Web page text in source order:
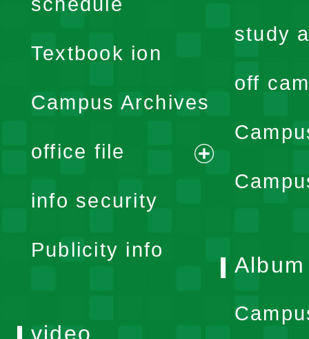
menu
Textbook ion
Campus Archives
office file
expand
info security
Publicity info
study
off
Album
video